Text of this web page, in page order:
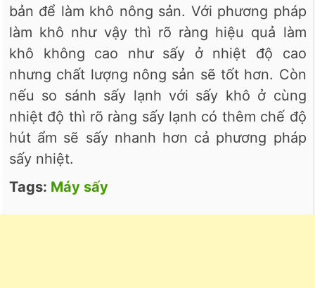
bản để làm khô nông sản. Với phương pháp
làm khô như vậy thì rõ ràng hiệu quả làm
khô không cao như sấy ở nhiệt độ cao
nhưng chất lượng nông sản sẽ tốt hơn. Còn
nếu so sánh sấy lạnh với sấy khô ở cùng
nhiệt độ thì rõ ràng sấy lạnh có thêm chế độ
hút ẩm sẽ sấy nhanh hơn cả phương pháp
sấy nhiệt.
Tags: Máy sấy